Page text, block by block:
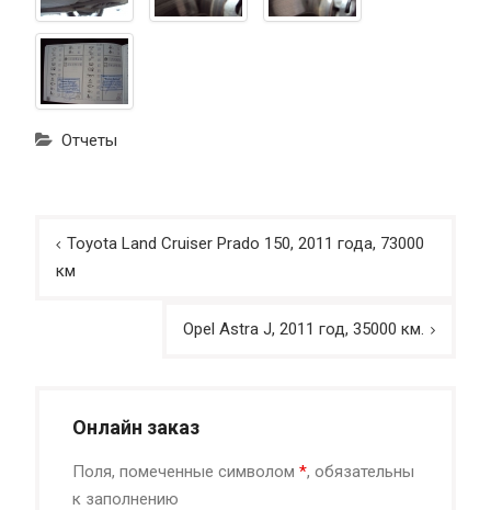
Отчеты
Навигация
по
Toyota Land Cruiser Prado 150, 2011 года, 73000
км
Opel Astra J, 2011 год, 35000 км.
Онлайн заказ
Поля, помеченные символом *, обязательны
к заполнению